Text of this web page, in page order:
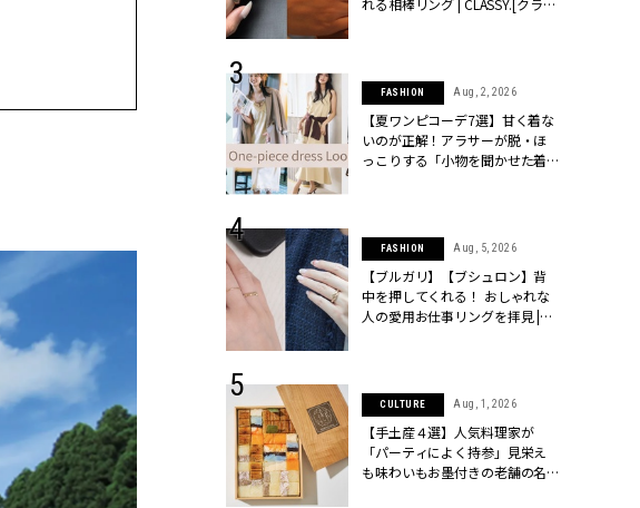
WEDDING Aug, 13, 2025
【結婚指輪】人気ブランドのリ
ィ]
WEDDING Aug, 18, 2025
20万円台〜【カルティエ人気リ
ング４選】ラブ、トリニティetc.
を『マリッジ』に選ぶ人増えて
ます！ | CLASSY.[クラッシィ]
れる相棒リング | CLASSY.[クラッ
FASHION Aug, 2, 2026
【夏ワンピコーデ7選】甘く着な
いのが正解！アラサーが脱・ほ
っこりする「小物を聞かせた着
FASHION Aug, 5, 2026
【ブルガリ】【ブシュロン】背
中を押してくれる！ おしゃれな
人の愛用お仕事リングを拝見 |
CULTURE Aug, 1, 2026
【手土産４選】人気料理家が
「パーティによく持参」見栄え
も味わいもお墨付きの老舗の名